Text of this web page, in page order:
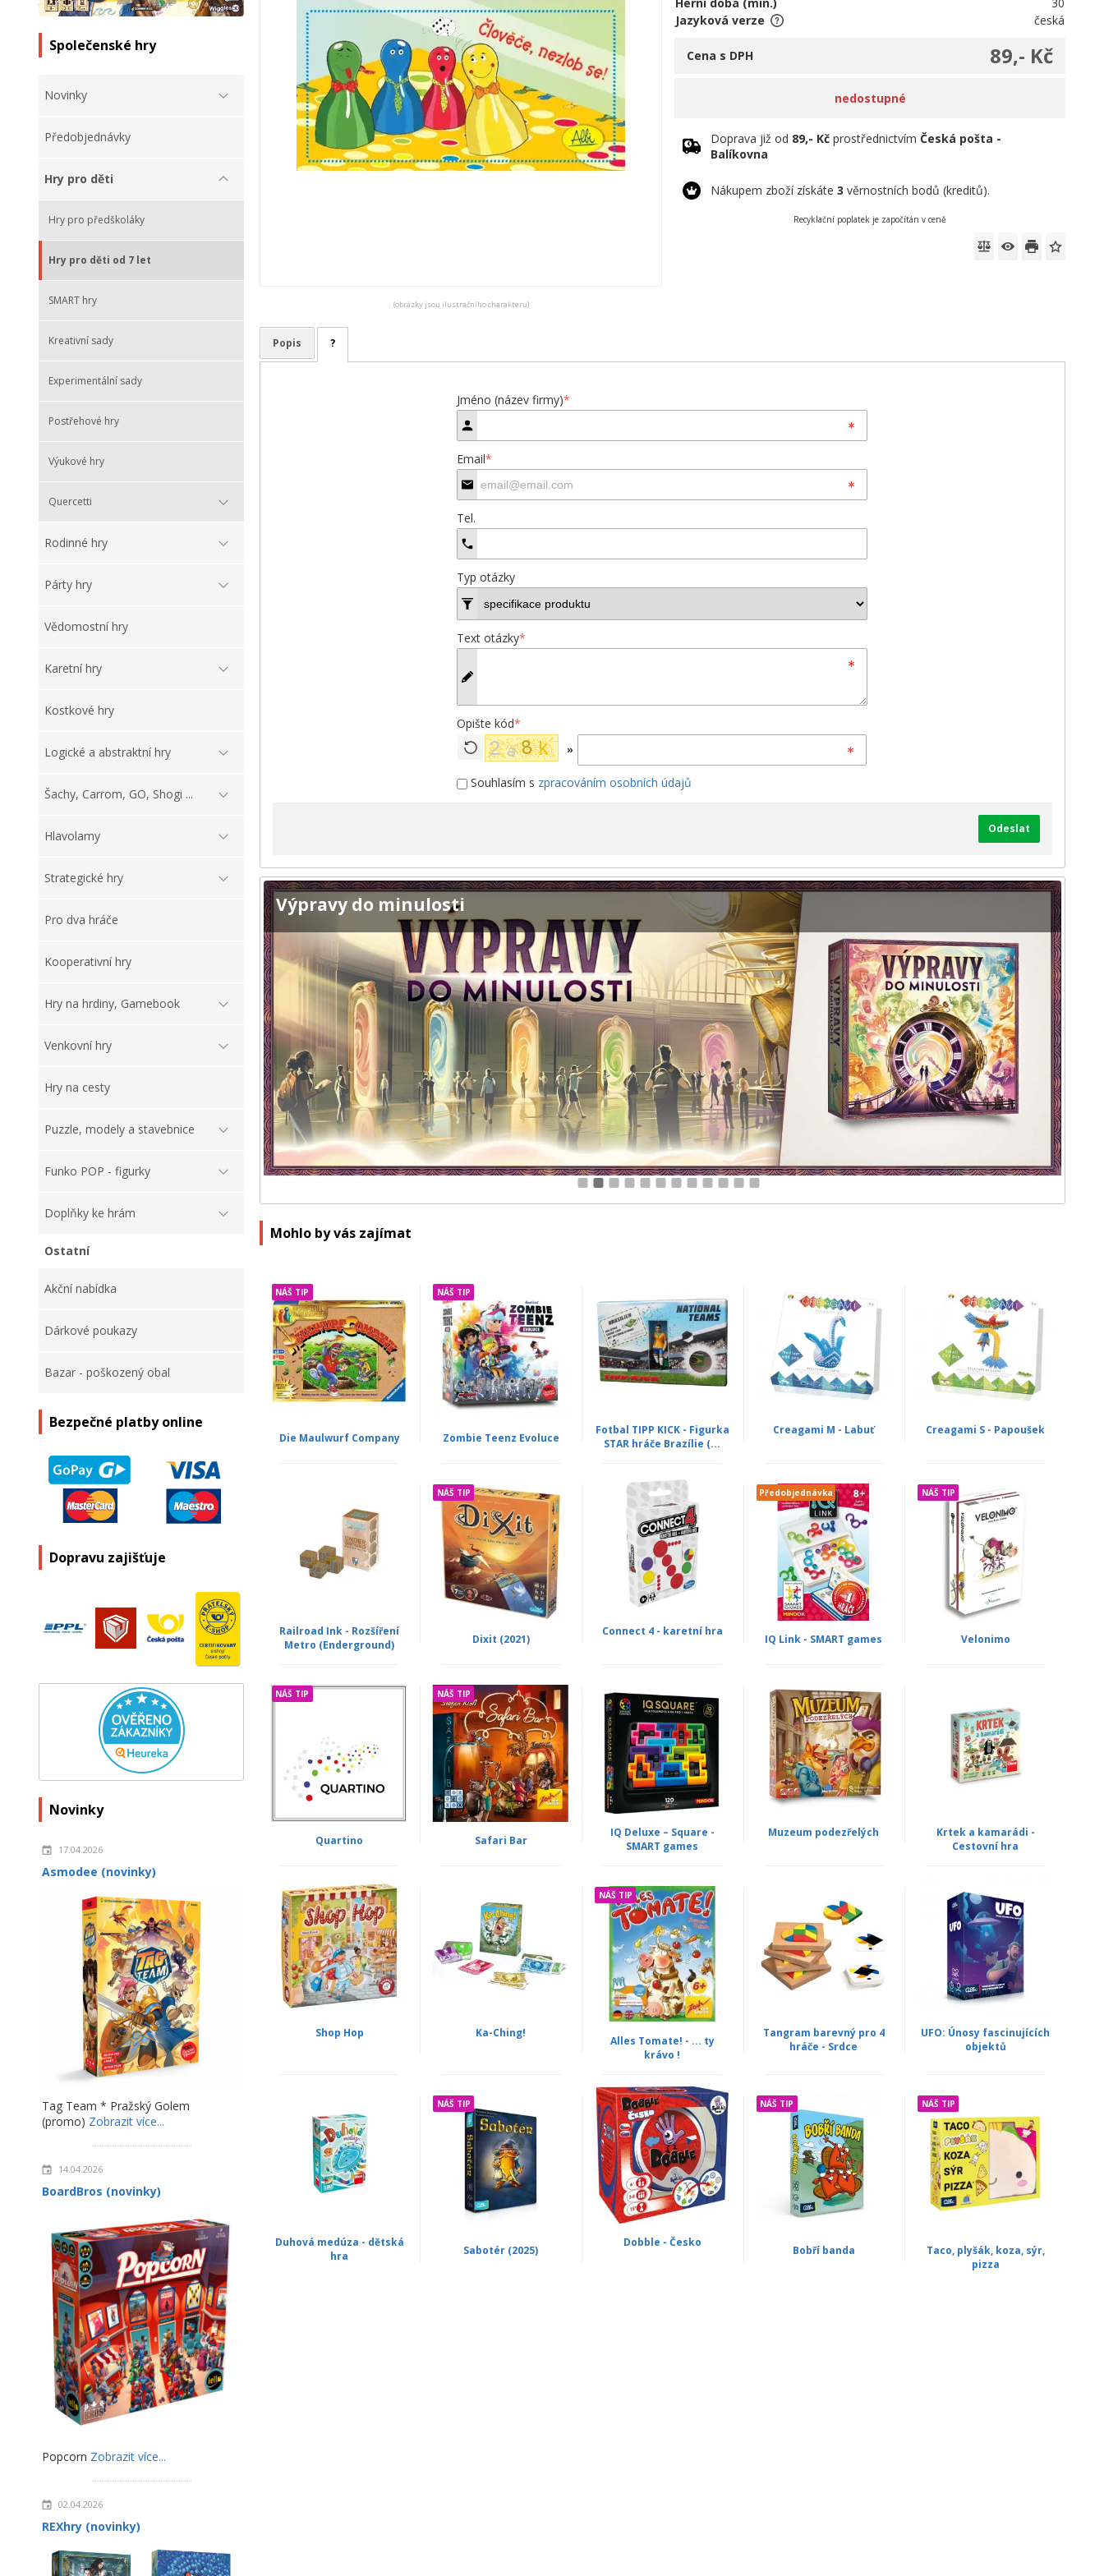
Společenské hry
Novinky
Předobjednávky
Hry pro děti
Hry pro předškoláky
Hry pro děti od 7 let
SMART hry
Kreativní sady
Experimentální sady
Postřehové hry
Výukové hry
Quercetti
Rodinné hry
Párty hry
Vědomostní hry
Karetní hry
Kostkové hry
Logické a abstraktní hry
Šachy, Carrom, GO, Shogi ...
Hlavolamy
Strategické hry
Pro dva hráče
Kooperativní hry
Hry na hrdiny, Gamebook
Venkovní hry
Hry na cesty
Puzzle, modely a stavebnice
Funko POP - figurky
Doplňky ke hrám
Ostatní
Akční nabídka
Dárkové poukazy
Bazar - poškozený obal
Bezpečné platby online
Dopravu zajišťuje
Novinky
17.04.2026
Asmodee (novinky)
Tag Team * Pražský Golem
(promo) Zobrazit více...
14.04.2026
BoardBros (novinky)
Popcorn Zobrazit více...
02.04.2026
REXhry (novinky)
(obrázky jsou ilustračního charakteru)
Herní doba (min.)
30
Jazyková verze
česká
89,- Kč
Cena s DPH
nedostupné
Doprava již od 89,- Kč prostřednictvímČeská pošta -
Balíkovna
Nákupem zboží získáte3 věrnostních bodů (kreditů).
Recyklační poplatek je započítán v ceně
Popis ?
Jméno (název firmy)*
Email*
Tel.
Typ otázky
Text otázky*
Opište kód*
»
Souhlasím s zpracováním osobních údajů
Odeslat
Výpravy do minulosti
Mohlo by vás zajímat
NÁŠ TIP
Die Maulwurf Company
NÁŠ TIP
Zombie Teenz Evoluce
Fotbal TIPP KICK - Figurka
STAR hráče Brazílie (...
Creagami M - Labuť Creagami S - Papoušek
Railroad Ink - Rozšíření
Metro (Enderground)
NÁŠ TIP
Dixit (2021)
Connect 4 - karetní hra
Předobjednávka
IQ Link - SMART games
NÁŠ TIP
Velonimo
NÁŠ TIP
Quartino
NÁŠ TIP
Safari Bar
IQ Deluxe – Square -
SMART games
Muzeum podezřelých
Krtek a kamarádi -
Cestovní hra
Shop Hop Ka-Ching!
NÁŠ TIP
Alles Tomate! - ... ty
krávo !
Tangram barevný pro 4
hráče - Srdce
UFO: Únosy fascinujících
objektů
Duhová medúza - dětská
hra
NÁŠ TIP
Sabotér (2025)
Dobble - Česko
NÁŠ TIP
Bobří banda
NÁŠ TIP
Taco, plyšák, koza, sýr,
pizza